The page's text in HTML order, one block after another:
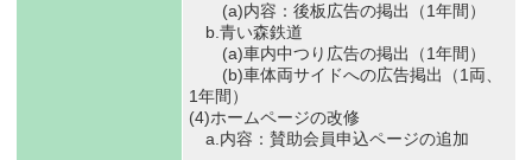
(a)内容：後板広告の掲出（1年間）
b.青い森鉄道
(a)車内中つり広告の掲出（1年間）
(b)車体両サイドへの広告掲出（1両、
1年間）
(4)ホームページの改修
a.内容：賛助会員申込ページの追加